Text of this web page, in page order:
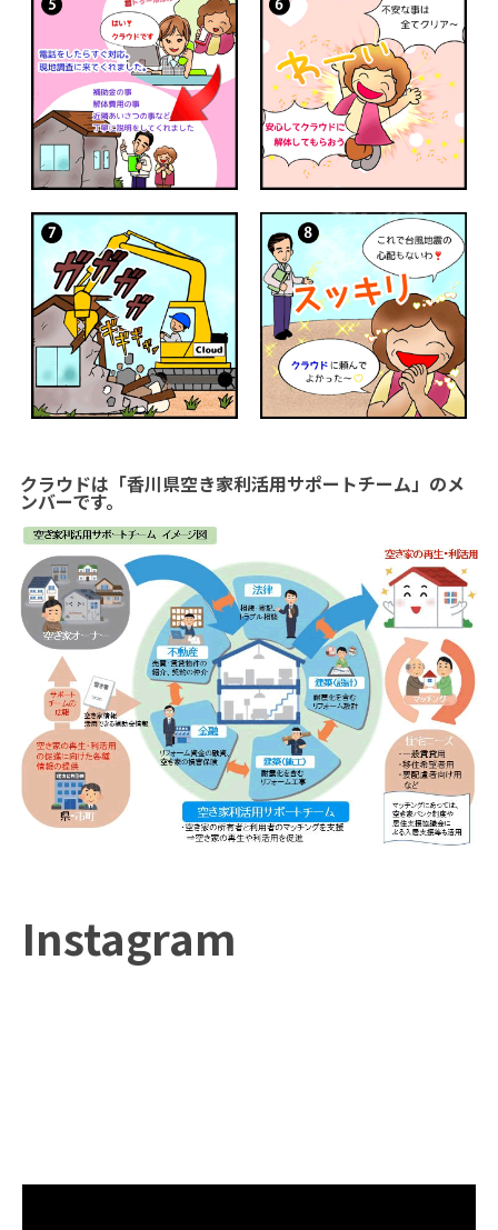
クラウドは「香川県空き家利活用サポートチーム」のメ
ンバーです。
Instagram